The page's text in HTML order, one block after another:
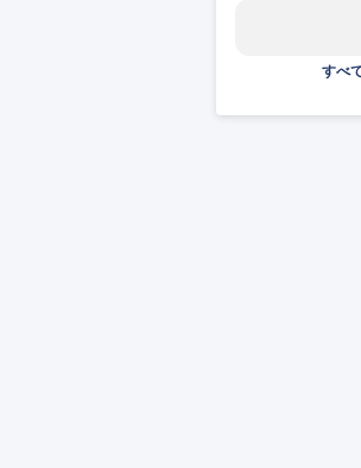
すべ